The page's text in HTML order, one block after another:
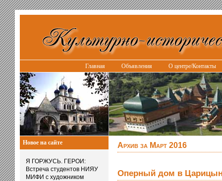
Главная Объявления О центре/Контакты
Новое на сайте
Я ГОРЖУСЬ. ГЕРОИ:
Встреча студентов НИЯУ
МИФИ с художником
Архив за Март 2016
Оперный дом в